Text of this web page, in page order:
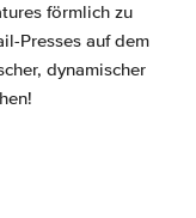
förmlich zu
Presses auf dem
dynamischer